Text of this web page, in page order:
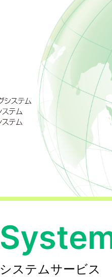
システムサービス